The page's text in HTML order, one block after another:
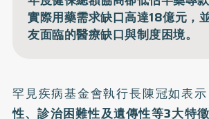
實際用藥需求缺口高達18億元，
友面臨的醫療缺口與制度困境。
罕見疾病基金會執行長陳冠如表示
性、診治困難性及遺傳性等3大特